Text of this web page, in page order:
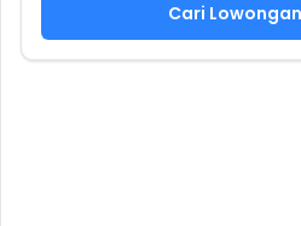
Cari